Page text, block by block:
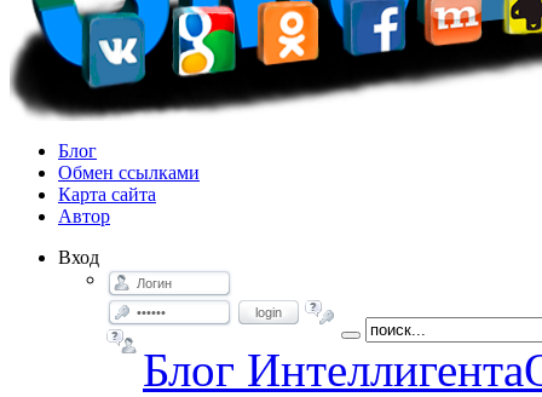
Блог
Обмен ссылками
Карта сайта
Автор
Вход
login
Блог Интеллигента